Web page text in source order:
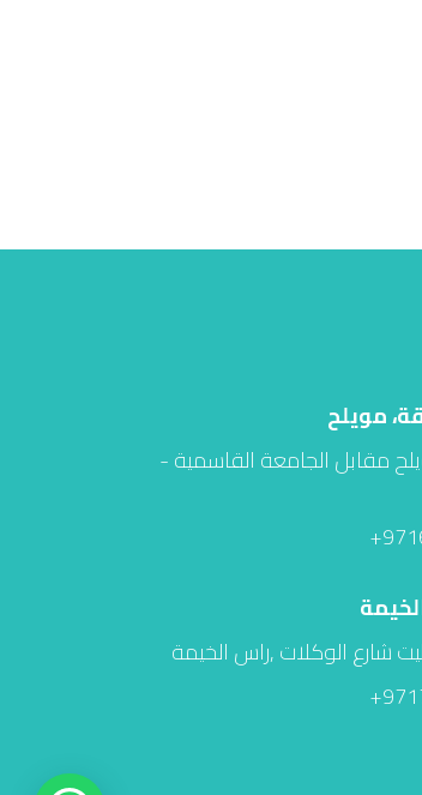
مويلح
مقابل الجامعة القاسمية -
شارع الوكلات ,راس الخيمة